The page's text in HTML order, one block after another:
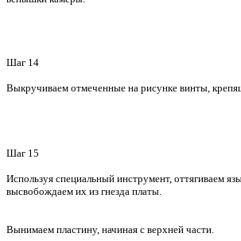
Шаг 14
Выкручиваем отмеченные на рисунке винты,
Шаг 15
Используя специальный инструмент, оттягиваем
высвобождаем их из гнезда платы.
Вынимаем пластину, начиная с верхней части.